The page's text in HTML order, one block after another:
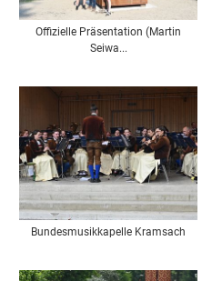
Offizielle Präsentation (Martin
Seiwa...
Bundesmusikkapelle Kramsach